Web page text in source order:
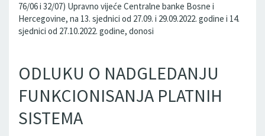
76/06 i 32/07) Upravno vijeće Centralne banke Bosne i
Hercegovine, na 13. sjednici od 27.09. i 29.09.2022. godine i 14.
sjednici od 27.10.2022. godine, donosi
ODLUKU O NADGLEDANJU
FUNKCIONISANJA PLATNIH
SISTEMA